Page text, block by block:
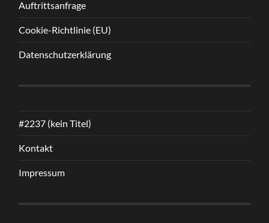
Auftrittsanfrage
Cookie-Richtlinie (EU)
Datenschutzerklärung
#2237 (kein Titel)
Kontakt
Impressum